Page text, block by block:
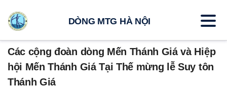
Các cộng đoàn dòng Mến Thánh Giá và Hiệp
hội Mến Thánh Giá Tại Thế mừng lễ Suy tôn
Thánh Giá
DÒNG MTG HÀ NỘI